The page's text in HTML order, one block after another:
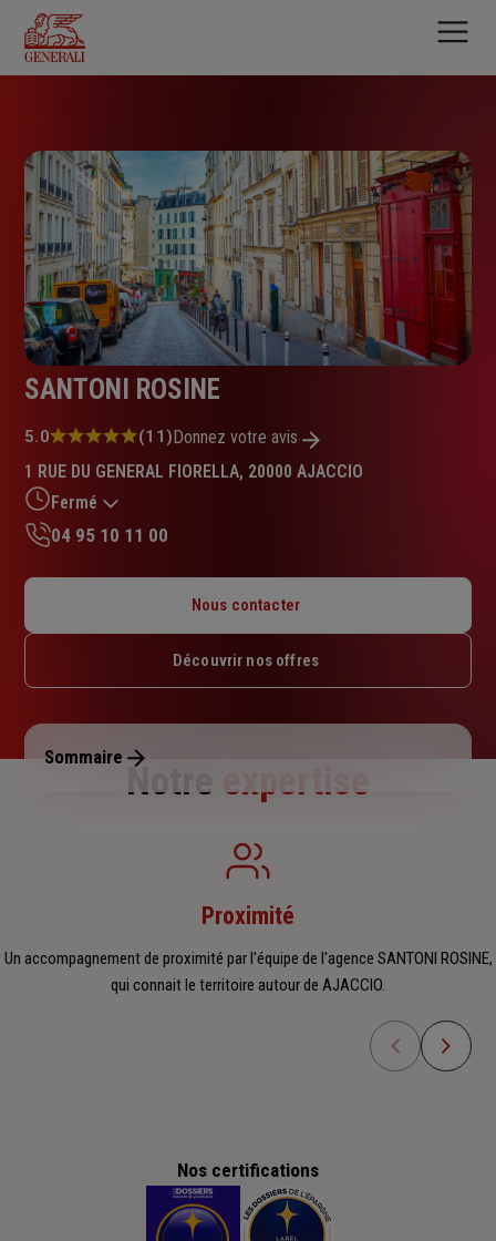
contenu
principal
SANTONI ROSINE
Note
5.0
sur
5
étoiles
5.0 (11)Donnez votre avis
1 RUE DU GENERAL FIORELLA, 20000 AJACCIO
Fermé
Mardi : 09h – 12h / 14h – 18h
Jeudi : 09h – 12h / 14h – 18h
Dimanche : Fermé
04 95 10 11 00
Nous contacter
Découvrir nos offres
Sommaire
Notre expertise
Proximité
Un accompagnement de proximité par l'équipe de l'agence SANTONI ROSINE,
qui connait le territoire autour de AJACCIO.
Nos certifications